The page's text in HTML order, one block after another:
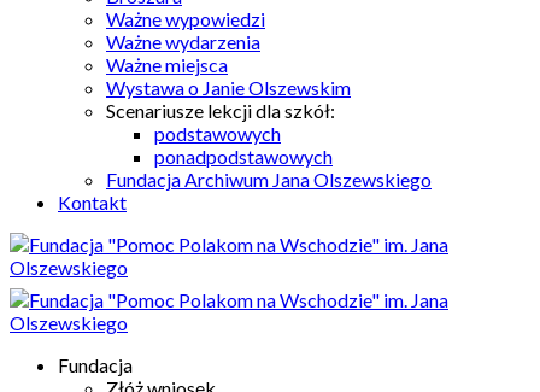
Ważne wypowiedzi
Ważne wydarzenia
Ważne miejsca
Wystawa o Janie Olszewskim
Scenariusze lekcji dla szkół:
podstawowych
ponadpodstawowych
Fundacja Archiwum Jana Olszewskiego
Kontakt
Fundacja